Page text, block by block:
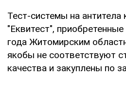
Тест-системы на антитела
"Еквитест",
года Житомирским
якобы не соответствуют
качества и закуплены по